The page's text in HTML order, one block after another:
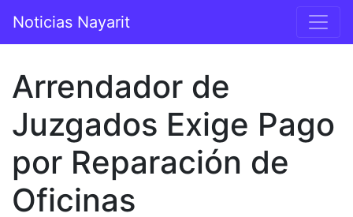
Navegación principal
Noticias Nayarit
Arrendador de
Juzgados Exige Pago
por Reparación de
Oficinas